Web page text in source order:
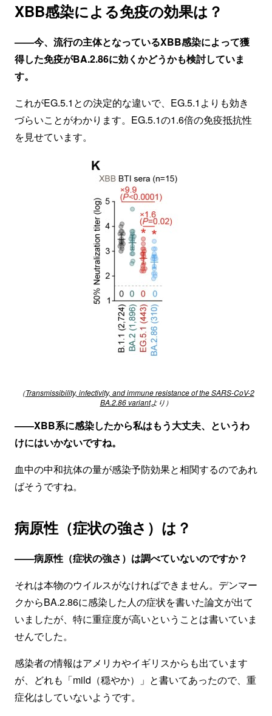
XBB感染による免疫の効果は？
——今、流行の主体となっているXBB感染によって獲
得した免疫がBA.2.86に効くかどうかも検討していま
す。
これがEG.5.1との決定的な違いで、EG.5.1よりも効き
づらいことがわかります。EG.5.1の1.6倍の免疫抵抗性
を見せています。
（Transmissibility, infectivity, and immune resistance of the SARS-CoV-2
BA.2.86 variantより）
——XBB系に感染したから私はもう大丈夫、というわ
けにはいかないですね。
血中の中和抗体の量が感染予防効果と相関するのであれ
ばそうですね。
病原性（症状の強さ）は？
——病原性（症状の強さ）は調べていないのですか？
それは本物のウイルスがなければできません。デンマー
クからBA.2.86に感染した人の症状を書いた論文が出て
いましたが、特に重症度が高いということは書いていま
せんでした。
感染者の情報はアメリカやイギリスからも出ています
が、どれも「mild（穏やか）」と書いてあったので、重
症化はしていないようです。